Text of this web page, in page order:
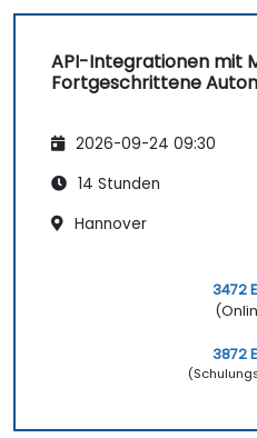
API-Integrationen mit
Fortgeschrittene
2026-09-24 09:30
14 Stunden
Hannover
3472
3872